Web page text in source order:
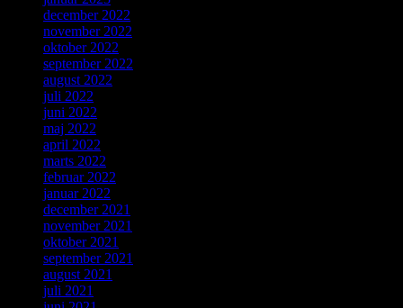
december 2022
november 2022
oktober 2022
september 2022
august 2022
juli 2022
juni 2022
maj 2022
april 2022
marts 2022
februar 2022
januar 2022
december 2021
november 2021
oktober 2021
september 2021
august 2021
juli 2021